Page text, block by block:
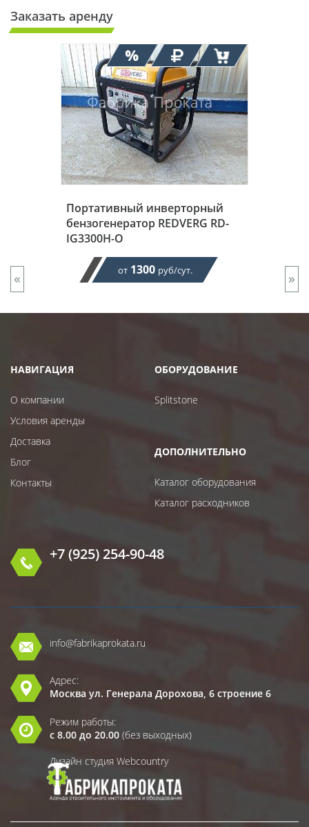
Заказать аренду
Портативный инверторный
бензогенератор REDVERG RD-
IG3300H-O
от 1300 руб/сут.
« »
НАВИГАЦИЯ
О компании
Условия аренды
Доставка
Блог
Контакты
ОБОРУДОВАНИЕ
Splitstone
ДОПОЛНИТЕЛЬНО
Каталог оборудования
Каталог расходников
+7 (925) 254-90-48
info@fabrikaprokata.ru
Адрес:
Москва ул. Генерала Дорохова, 6 строение 6
Режим работы:
с 8.00 до 20.00 (без выходных)
Дизайн студия Webcountry